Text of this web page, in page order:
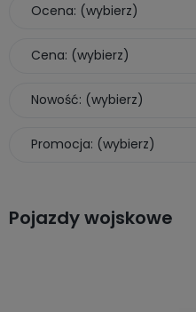
Ocena: (wybierz)
Cena: (wybierz)
Nowość: (wybierz)
Promocja: (wybierz)
Pojazdy wojskowe